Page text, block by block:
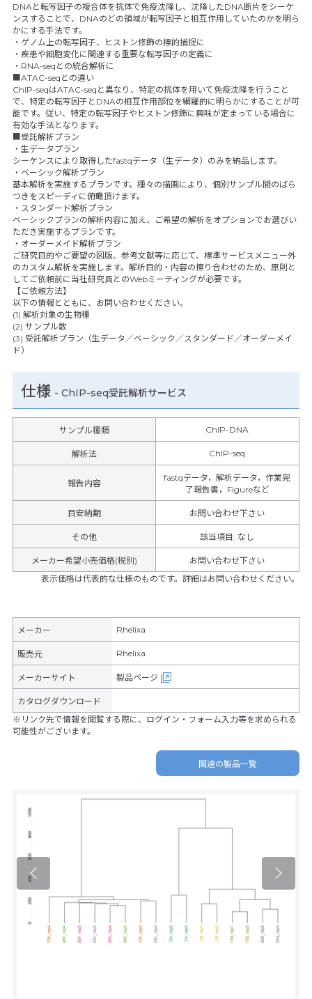
DNAと転写因子の複合体を抗体で免疫沈降し、沈降したDNA断片をシーケ
ンスすることで、DNAのどの領域が転写因子と相互作用していたのかを明ら
かにする手法です。
・ゲノム上の転写因子、ヒストン修飾の標的捕捉に
・疾患や細胞変化に関連する重要な転写因子の定義に
・RNA-seqとの統合解析に
■ATAC-seqとの違い
ChIP-seqはATAC-seqと異なり、特定の抗体を用いて免疫沈降を行うこと
で、特定の転写因子とDNAの相互作用部位を網羅的に明らかにすることが可
能です。従い、特定の転写因子やヒストン修飾に興味が定まっている場合に
有効な手法となります。
■受託解析プラン
・生データプラン
シーケンスにより取得したfastqデータ（生データ）のみを納品します。
・ベーシック解析プラン
基本解析を実施するプランです。種々の描画により、個別サンプル間のばら
つきをスピーディに俯瞰頂けます。
・スタンダード解析プラン
ベーシックプランの解析内容に加え、ご希望の解析をオプションでお選びい
ただき実施するプランです。
・オーダーメイド解析プラン
ご研究目的やご要望の図版、参考文献等に応じて、標準サービスメニュー外
のカスタム解析を実施します。解析目的・内容の擦り合わせのため、原則と
してご依頼前に当社研究員とのWebミーティングが必要です。
【ご依頼方法】
以下の情報とともに、お問い合わせください。
(1) 解析対象の生物種
(2) サンプル数
(3) 受託解析プラン（生データ／ベーシック／スタンダード／オーダーメイ
ド）
仕様 - ChIP-seq受託解析サービス
サンプル種類 ChIP-DNA
解析法 ChIP-seq
報告内容
fastqデータ，解析データ，作業完
了報告書，Figureなど
目安納期 お問い合わせ下さい
その他 該当項目: なし
メーカー希望小売価格(税別)
お問い合わせ下さい
表示価格は代表的な仕様のものです。詳細はお問い合わせください。
メーカー Rhelixa
販売元 Rhelixa
メーカーサイト 製品ページ
カタログダウンロード
※リンク先で情報を閲覧する際に、ログイン・フォーム入力等を求められる
可能性がございます。
関連の製品一覧